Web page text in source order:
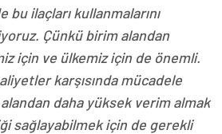
ilaçları kullanmalarını
Çünkü birim alandan
için ve ülkemiz için de önemli.
karşısında mücadele
daha yüksek verim almak
sağlayabilmek için de gerekli